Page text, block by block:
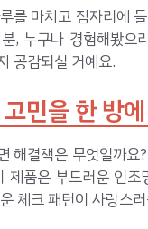
를 마치고 잠자리에
, 누구나 경험해봤으
공감되실 거예요.
민을 한 방
해결책은 무엇일까요
제품은 부드러운 인
체크 패턴이 사랑스